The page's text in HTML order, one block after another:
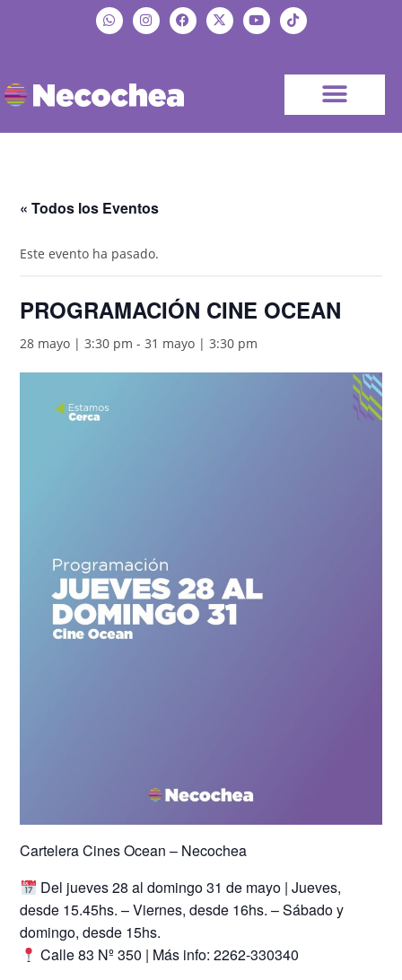
« Todos los Eventos
Este evento ha pasado.
PROGRAMACIÓN CINE OCEAN
28 mayo | 3:30 pm -31 mayo | 3:30 pm
Cartelera Cines Ocean – Necochea
Del jueves 28 al domingo 31 de mayo | Jueves,
desde 15.45hs. – Viernes, desde 16hs. – Sábado y
domingo, desde 15hs.
Calle 83 Nº 350 | Más info: 2262-330340